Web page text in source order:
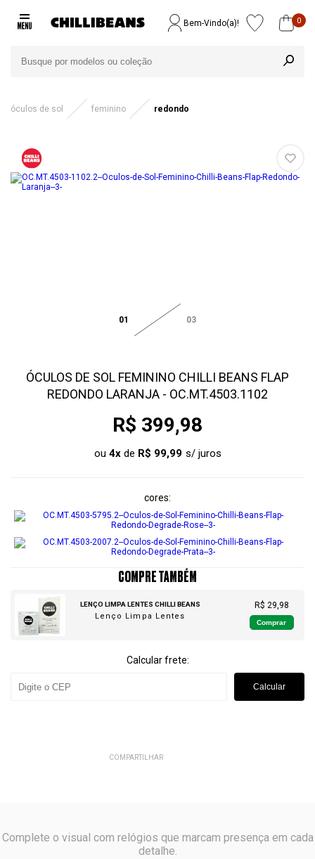
Bem-Vindo(a)! 0
óculos de sol feminino redondo
01 03
ÓCULOS DE SOL FEMININO CHILLI BEANS FLAP
REDONDO LARANJA - OC.MT.4503.1102
R$ 399,98
ou 4xde R$ 99,99
cores
COMPRE TAMBÉM
LENÇO LIMPA LENTES CHILLI BEANS
Lenço Limpa Lentes
R$ 29,98
Comprar
Calcular frete:
Calcular
COMPARTILHAR
Complete o visual com relógios que marcam presença em cada
detalhe.